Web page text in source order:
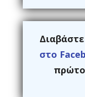
Διαβάστε
στο